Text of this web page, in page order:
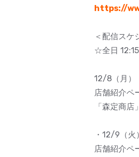
https://
＜配信スケ
☆全日
12/8（月）
店舗紹介ペ
「森定商
・12/9（火
店舗紹介ペ